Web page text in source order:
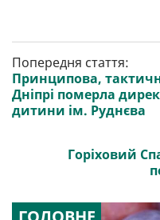
Попередня стаття:
Принципова,
Дніпрі померла
дитини ім. Руднєва
Горіховий